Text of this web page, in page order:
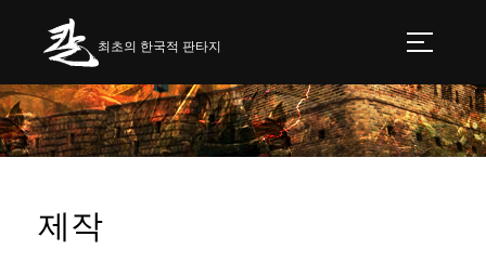
최초의 한국적 판타지
제작